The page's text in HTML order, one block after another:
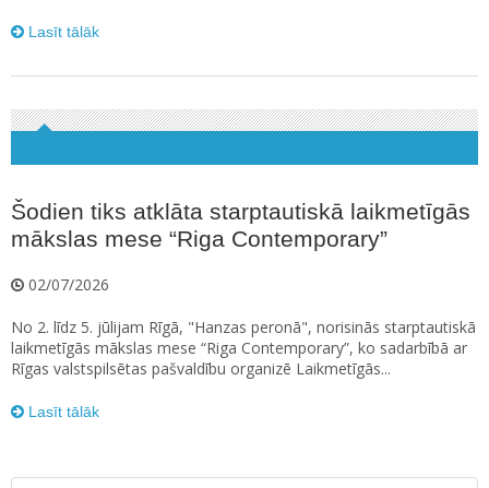
Lasīt tālāk
Šodien tiks atklāta starptautiskā laikmetīgās
mākslas mese “Riga Contemporary”
02/07/2026
No 2. līdz 5. jūlijam Rīgā, "Hanzas peronā", norisinās starptautiskā
laikmetīgās mākslas mese “Riga Contemporary”, ko sadarbībā ar
Rīgas valstspilsētas pašvaldību organizē Laikmetīgās...
Lasīt tālāk